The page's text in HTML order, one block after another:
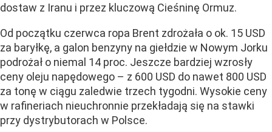
dostaw z Iranu i przez kluczową Cieśninę Ormuz.
Od początku czerwca ropa Brent zdrożała o ok. 15 USD
za baryłkę, a galon benzyny na giełdzie w Nowym Jorku
podrożał o niemal 14 proc. Jeszcze bardziej wzrosły
ceny oleju napędowego – z 600 USD do nawet 800 USD
za tonę w ciągu zaledwie trzech tygodni. Wysokie ceny
w rafineriach nieuchronnie przekładają się na stawki
przy dystrybutorach w Polsce.